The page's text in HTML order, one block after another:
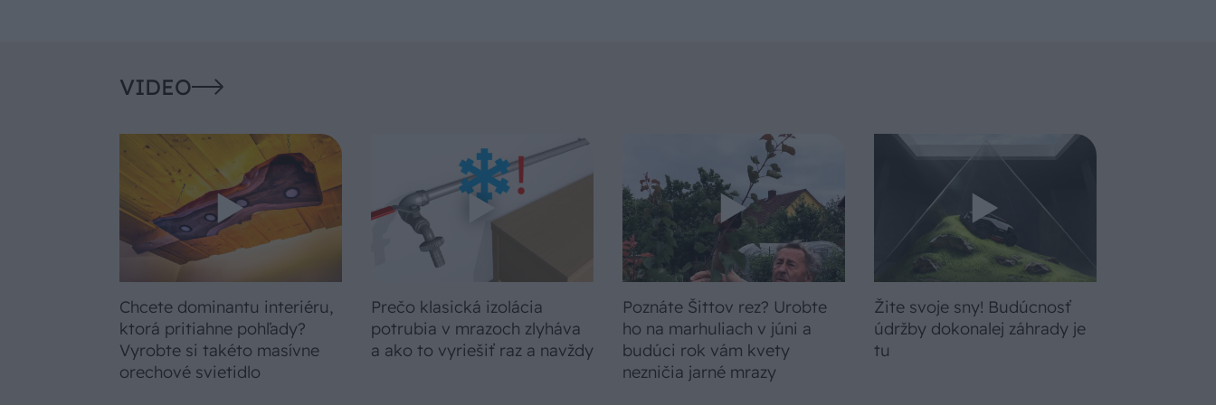
VIDEO
Chcete dominantu interiéru,
ktorá pritiahne pohľady?
Vyrobte si takéto masívne
orechové svietidlo
Prečo klasická izolácia
potrubia v mrazoch zlyháva
a ako to vyriešiť raz a navždy
Poznáte Šittov rez? Urobte
ho na marhuliach v júni a
budúci rok vám kvety
nezničia jarné mrazy
Žite svoje sny! Budúcnosť
údržby dokonalej záhrady je
tu